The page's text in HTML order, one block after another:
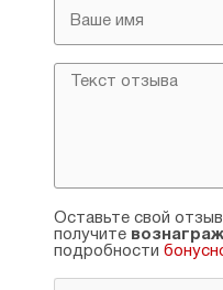
Оставьте свой
получите
подробности